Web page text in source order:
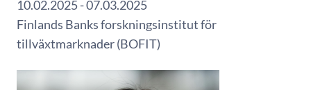
10.02.2025 - 07.03.2025
Finlands Banks forskningsinstitut för
tillväxtmarknader (BOFIT)